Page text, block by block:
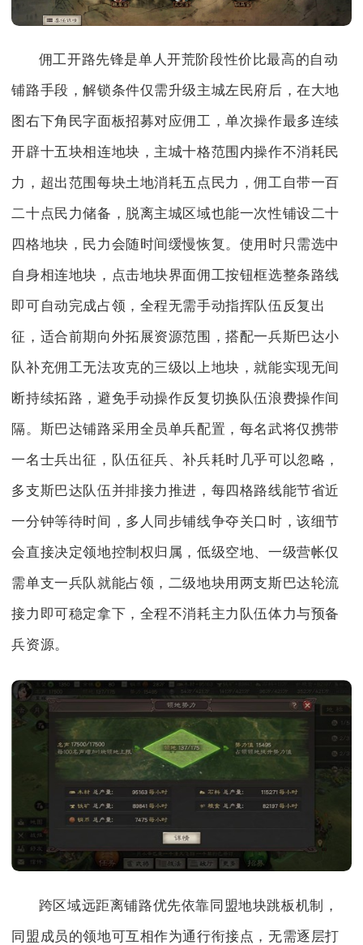
佣工开路先锋是单人开荒阶段性价比最高的自动
铺路手段，解锁条件仅需升级主城左民府后，在大地
图右下角民字面板招募对应佣工，单次操作最多连续
开辟十五块相连地块，主城十格范围内操作不消耗民
力，超出范围每块土地消耗五点民力，佣工自带一百
二十点民力储备，脱离主城区域也能一次性铺设二十
四格地块，民力会随时间缓慢恢复。使用时只需选中
自身相连地块，点击地块界面佣工按钮框选整条路线
即可自动完成占领，全程无需手动指挥队伍反复出
征，适合前期向外拓展资源范围，搭配一兵斯巴达小
队补充佣工无法攻克的三级以上地块，就能实现无间
断持续拓路，避免手动操作反复切换队伍浪费操作间
隔。斯巴达铺路采用全员单兵配置，每名武将仅携带
一名士兵出征，队伍征兵、补兵耗时几乎可以忽略，
多支斯巴达队伍并排接力推进，每四格路线能节省近
一分钟等待时间，多人同步铺线争夺关口时，该细节
会直接决定领地控制权归属，低级空地、一级营帐仅
需单支一兵队就能占领，二级地块用两支斯巴达轮流
接力即可稳定拿下，全程不消耗主力队伍体力与预备
兵资源。
跨区域远距离铺路优先依靠同盟地块跳板机制，
同盟成员的领地可互相作为通行衔接点，无需逐层打